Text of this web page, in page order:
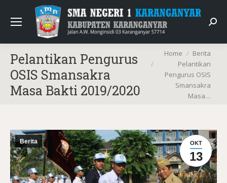
Pelantikan Pengurus
OSIS Smansakra
Masa Bakti 2019/2020
You are here:
Home
Berita
Pelantikan
Pengurus OSIS
Smansakra
Masa…
OKT
13
Berita